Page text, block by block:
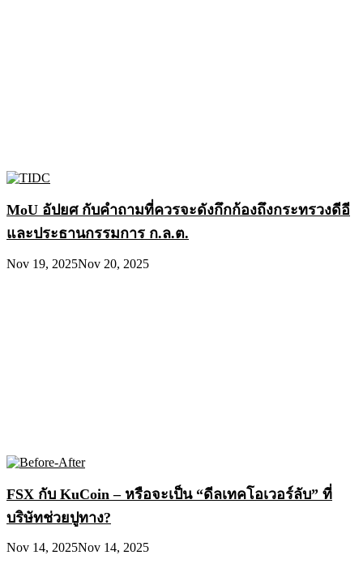
MoU อัปยศ กับคำถามที่ควรจะดังกึกก้องถึงกระทรวงดีอี
และประธานกรรมการ ก.ล.ต.
Nov 19, 2025Nov 20, 2025
FSX กับ KuCoin – หรือจะเป็น “ดีลเทคโอเวอร์ลับ” ที่
บริษัทช่วยปูทาง?
Nov 14, 2025Nov 14, 2025